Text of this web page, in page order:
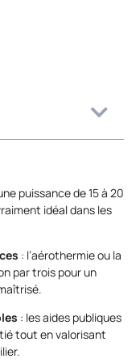
puissance de 15 à 20
idéal dans les
: l’aérothermie ou la
par trois pour un
: les aides publiques
tout en valorisant